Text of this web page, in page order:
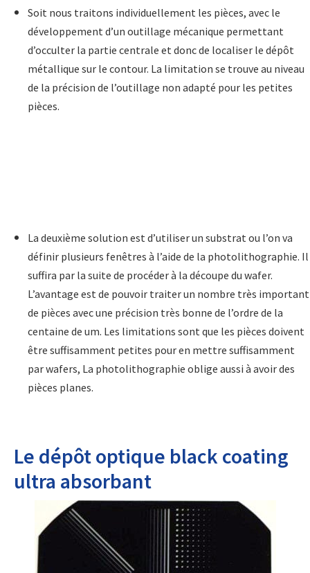
Soit nous traitons individuellement les pièces, avec le
développement d’un outillage mécanique permettant
d’occulter la partie centrale et donc de localiser le dépôt
métallique sur le contour. La limitation se trouve au niveau
de la précision de l’outillage non adapté pour les petites
pièces.
La deuxième solution est d’utiliser un substrat ou l’on va
définir plusieurs fenêtres à l’aide de la photolithographie. Il
suffira par la suite de procéder à la découpe du wafer.
L’avantage est de pouvoir traiter un nombre très important
de pièces avec une précision très bonne de l’ordre de la
centaine de um. Les limitations sont que les pièces doivent
être suffisamment petites pour en mettre suffisamment
par wafers, La photolithographie oblige aussi à avoir des
pièces planes.
Le dépôt optique black coating
ultra absorbant